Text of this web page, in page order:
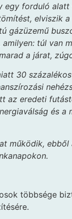
forduló
elviszik
gázüzemű
túl van
a járat,
30
az eredeti
és a
működik,
többsége